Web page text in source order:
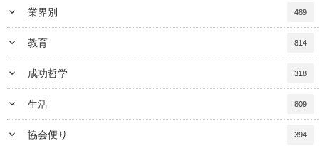
keyboard_arrow_down 業界別 489
keyboard_arrow_down 教育 814
keyboard_arrow_down 成功哲学 318
keyboard_arrow_down 生活 809
keyboard_arrow_down 協会便り 394